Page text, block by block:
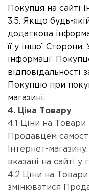
Покупця на сайті
3.5. Якщо будь-як
додаткова
її у іншої Сторони.
інформації
відповідальності
Покупцю при
магазині.
4. Ціна Товару
4.1 Ціни на Товари
Продавцем
Інтернет-
вказані на сайті у
4.2 Ціни на
змінюватися